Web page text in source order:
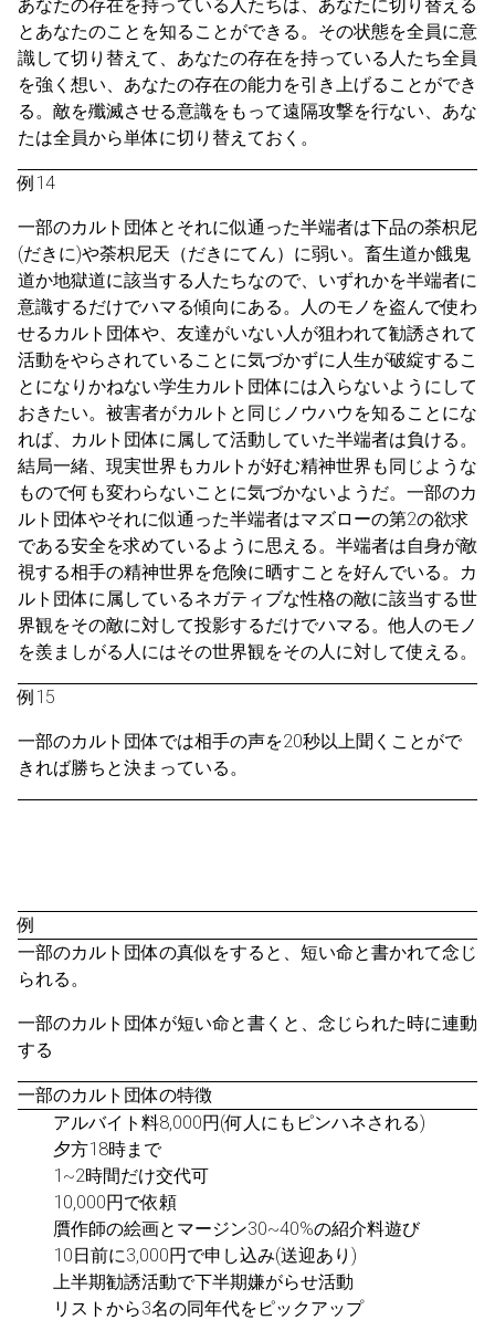
あなたの存在を持っている人たちは、あなたに切り替える
とあなたのことを知ることができる。その状態を全員に意
識して切り替えて、あなたの存在を持っている人たち全員
を強く想い、あなたの存在の能力を引き上げることができ
る。敵を殲滅させる意識をもって遠隔攻撃を行ない、あな
たは全員から単体に切り替えておく。
例14
一部のカルト団体とそれに似通った半端者は下品の荼枳尼
(だきに)や荼枳尼天（だきにてん）に弱い。畜生道か餓鬼
道か地獄道に該当する人たちなので、いずれかを半端者に
意識するだけでハマる傾向にある。人のモノを盗んで使わ
せるカルト団体や、友達がいない人が狙われて勧誘されて
活動をやらされていることに気づかずに人生が破綻するこ
とになりかねない学生カルト団体には入らないようにして
おきたい。被害者がカルトと同じノウハウを知ることにな
れば、カルト団体に属して活動していた半端者は負ける。
結局一緒、現実世界もカルトが好む精神世界も同じような
もので何も変わらないことに気づかないようだ。一部のカ
ルト団体やそれに似通った半端者はマズローの第2の欲求
である安全を求めているように思える。半端者は自身が敵
視する相手の精神世界を危険に晒すことを好んでいる。カ
ルト団体に属しているネガティブな性格の敵に該当する世
界観をその敵に対して投影するだけでハマる。他人のモノ
を羨ましがる人にはその世界観をその人に対して使える。
例15
一部のカルト団体では相手の声を20秒以上聞くことがで
きれば勝ちと決まっている。
例
一部のカルト団体の真似をすると、短い命と書かれて念じ
られる。
一部のカルト団体が短い命と書くと、念じられた時に連動
する
一部のカルト団体の特徴
アルバイト料8,000円(何人にもピンハネされる)
夕方18時まで
1~2時間だけ交代可
10,000円で依頼
贋作師の絵画とマージン30~40%の紹介料遊び
10日前に3,000円で申し込み(送迎あり)
上半期勧誘活動で下半期嫌がらせ活動
リストから3名の同年代をピックアップ